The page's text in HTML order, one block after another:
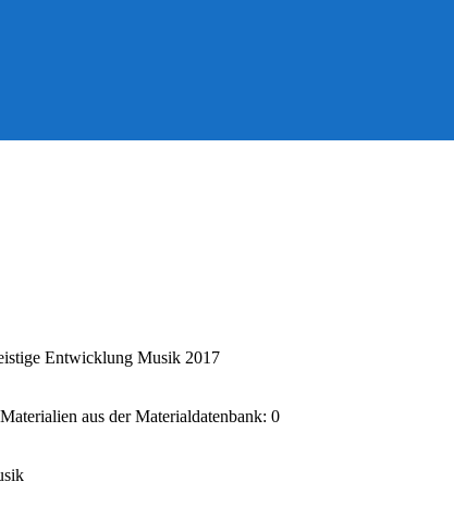
Entwicklung Musik 2017
aus der Materialdatenbank: 0